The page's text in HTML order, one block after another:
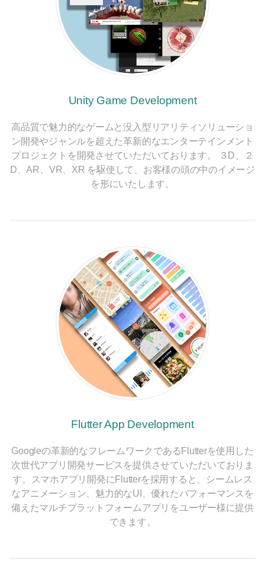
Unity Game Development
高品質で魅力的なゲームと没入型リアリティソリューショ
ン開発やジャンルを超えた革新的なエンターテインメント
プロジェクトを開発させていただいております。 ３D、２
D、AR、VR、XR を駆使して、お客様の頭の中のイメージ
を形にいたします。
Flutter App Development
Googleの革新的なフレームワークであるFlutterを使用した
次世代アプリ開発サービスを提供させていただいておりま
す。スマホアプリ開発にFlutterを採用すると、シームレス
なアニメーション、魅力的なUI、優れたパフォーマンスを
備えたマルチプラットフォームアプリをユーザー様に提供
できます。